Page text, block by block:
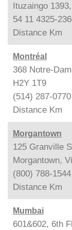
Ituzaingo
54 11 4325-
Distance Km
Montréal
368 Notre-
H2Y 1T9
(514) 287-0770
Distance Km
Morgantown
125 Granville
Morgantown,
(800) 788-1544
Distance Km
Mumbai
601&602, 6th